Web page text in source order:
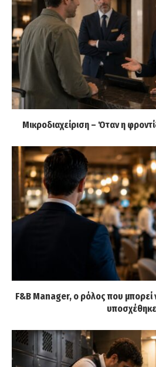
Μικροδιαχείριση – Όταν η
F&B Manager, ο ρόλος που μπορεί
υποσχέθηκε